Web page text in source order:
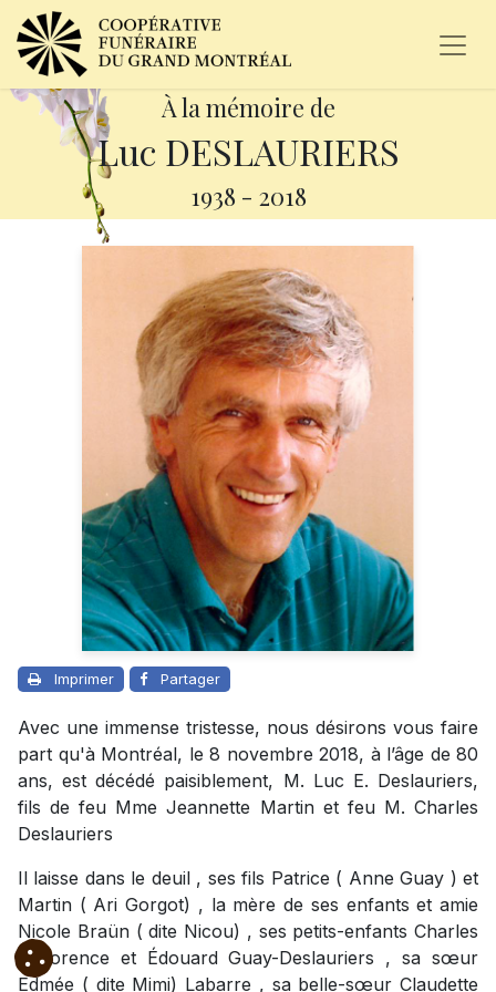
À la mémoire de
Luc DESLAURIERS
1938 - 2018
Imprimer Partager
Avec une immense tristesse, nous désirons vous faire
part qu'à Montréal, le 8 novembre 2018, à l’âge de 80
ans, est décédé paisiblement, M. Luc E. Deslauriers,
fils de feu Mme Jeannette Martin et feu M. Charles
Deslauriers
Il laisse dans le deuil , ses fils Patrice ( Anne Guay ) et
Martin ( Ari Gorgot) , la mère de ses enfants et amie
Nicole Braün ( dite Nicou) , ses petits-enfants Charles
, Florence et Édouard Guay-Deslauriers , sa sœur
Edmée ( dite Mimi) Labarre , sa belle-sœur Claudette